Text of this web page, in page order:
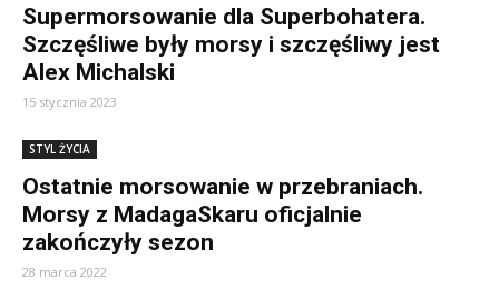
Supermorsowanie dla Superbohatera.
Szczęśliwe były morsy i szczęśliwy jest
Alex Michalski
15 stycznia 2023
STYL ŻYCIA
Ostatnie morsowanie w przebraniach.
Morsy z MadagaSkaru oficjalnie
zakończyły sezon
28 marca 2022